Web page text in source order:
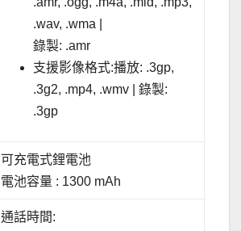
.wav, .wma |
錄製: .amr
支援影像格式:播放: .3gp,
.3g2, .mp4, .wmv | 錄製:
.3gp
可充電式鋰電池
電池容量 : 1300 mAh
通話時間: